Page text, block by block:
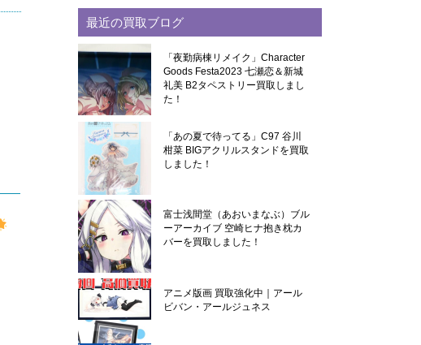
最近の買取ブログ
「夜勤病棟リメイク」Character
Goods Festa2023 七瀬恋＆新城
礼美 B2タペストリー買取しまし
た！
「あの夏で待ってる」C97 谷川
柑菜 BIGアクリルスタンドを買取
しました！
富士浅間堂（あおいまなぶ）ブル
ーアーカイブ 空崎ヒナ抱き枕カ
バーを買取しました！
アニメ版画 買取強化中｜アール
ビバン・アールジュネス